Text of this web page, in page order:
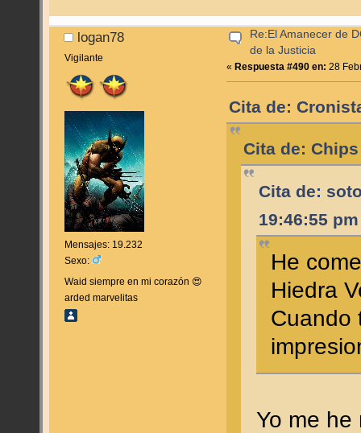
logan78
Vigilante
Mensajes: 19.232
Sexo:
Waid siempre en mi corazón 😍
arded marvelitas
Re:El Amanecer de
de la Justicia
«Respuesta #490 en: 28
Cita de:
Cita de:
Cita de:
19:46:55 pm
He
Hiedra
Cuando
Yo me he